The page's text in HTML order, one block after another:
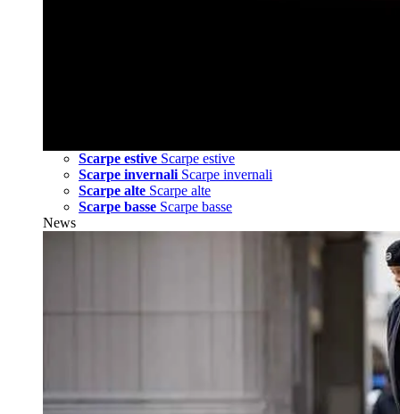
Scarpe estive Scarpe estive
Scarpe invernali Scarpe invernali
Scarpe alte Scarpe alte
Scarpe basse Scarpe basse
News